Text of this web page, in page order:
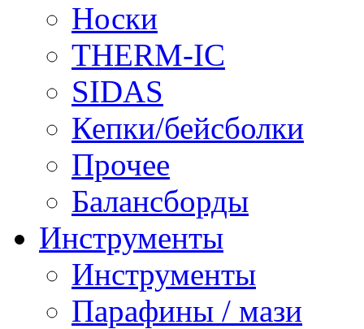
Носки
THERM-IC
SIDAS
Кепки/бейсболки
Прочее
Балансборды
Инструменты
Инструменты
Парафины / мази